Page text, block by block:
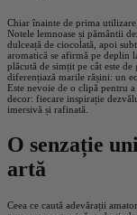
Chiar înainte de prima
Notele lemnoase și pământii
dulceață de ciocolată, apoi
aromatică se afirmă pe deplin
plăcută de simțit pe cât este de
diferențiază marile rășini: un
Este nevoie de o clipă pentru
decor: fiecare inspirație
imersivă și rafinată.
O senzație
artă
Ceea ce caută adevărații